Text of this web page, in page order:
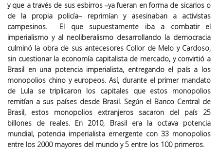
y que a través de sus esbirros –ya fueran en forma de sicarios o
de la propia policía– reprimían y asesinaban a activistas
campesinos. El que supuestamente iba a combatir el
imperialismo y al neoliberalismo desarrollando la democracia
culminó la obra de sus antecesores Collor de Melo y Cardoso,
sin cuestionar la economía capitalista de mercado, y convirtió a
Brasil en una potencia imperialista, entregando el país a los
monopolios chino y europeos. Así, durante el primer mandato
de Lula se triplicaron los capitales que estos monopolios
remitían a sus países desde Brasil. Según el Banco Central de
Brasil, estos monopolios extranjeros sacaron del país 25
billones de reales. En 2010, Brasil era la octava potencia
mundial, potencia imperialista emergente con 33 monopolios
entre los 2000 mayores del mundo y 5 entre los 100 primeros.